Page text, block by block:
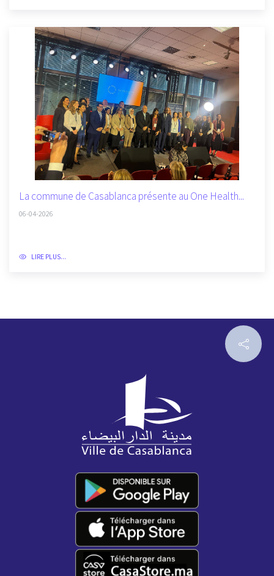
La commune de Casablanca présente au One Health...
06-04-2026
LIRE PLUS...